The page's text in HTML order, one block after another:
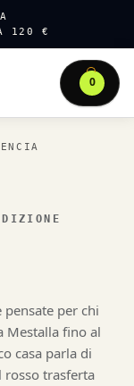
120 €
0
pensate per chi
Mestalla fino al
casa parla di
trasferta